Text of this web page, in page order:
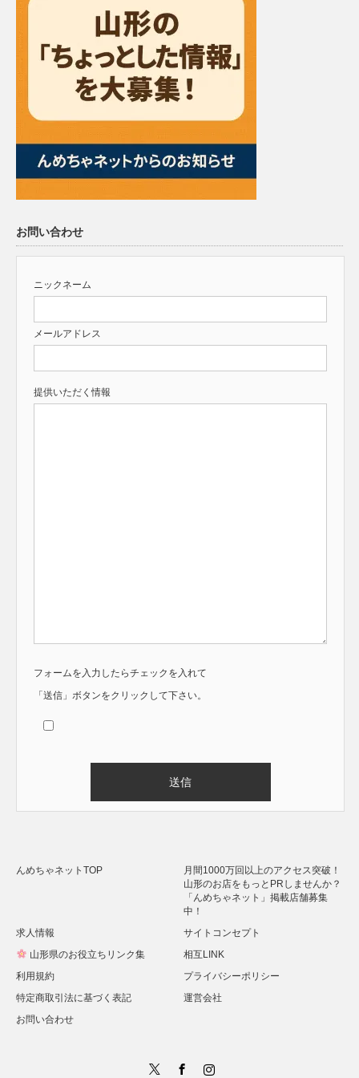
お問い合わせ
ニックネーム
メールアドレス
提供いただく情報
フォームを入力したらチェックを入れて
「送信」ボタンをクリックして下さい。
んめちゃネットTOP
月間1000万回以上のアクセス突破！
山形のお店をもっとPRしませんか？
「んめちゃネット」掲載店舗募集
中！
求人情報
サイトコンセプト
山形県のお役立ちリンク集
相互LINK
利用規約
プライバシーポリシー
特定商取引法に基づく表記
運営会社
お問い合わせ
Instagram